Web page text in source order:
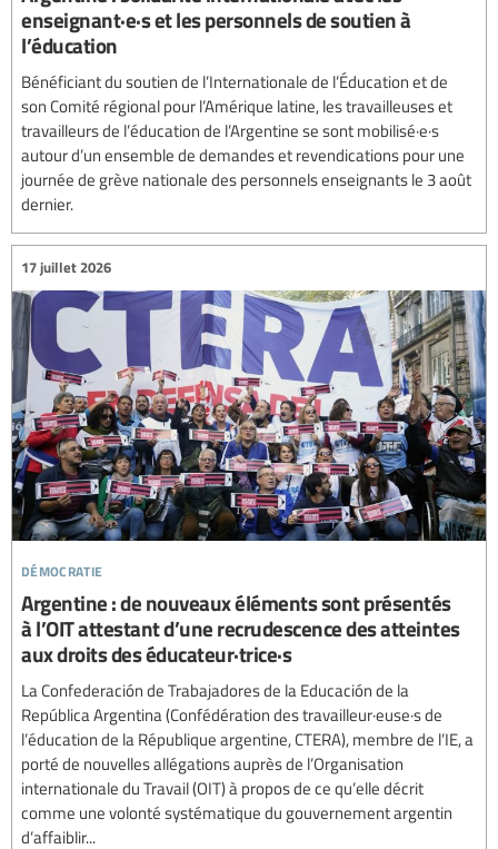
enseignant·e·s et les personnels de soutien à
l’éducation
Bénéficiant du soutien de l’Internationale de l’Éducation et de
son Comité régional pour l’Amérique latine, les travailleuses et
travailleurs de l’éducation de l’Argentine se sont mobilisé·e·s
autour d’un ensemble de demandes et revendications pour une
journée de grève nationale des personnels enseignants le 3 août
dernier.
démocratie
17 juillet 2026
Argentine : de nouveaux éléments sont présentés
à l’OIT attestant d’une recrudescence des atteintes
aux droits des éducateur·trice·s
La Confederación de Trabajadores de la Educación de la
República Argentina (Confédération des travailleur·euse·s de
l’éducation de la République argentine, CTERA), membre de l’IE, a
porté de nouvelles allégations auprès de l’Organisation
internationale du Travail (OIT) à propos de ce qu’elle décrit
comme une volonté systématique du gouvernement argentin
d’affaiblir...